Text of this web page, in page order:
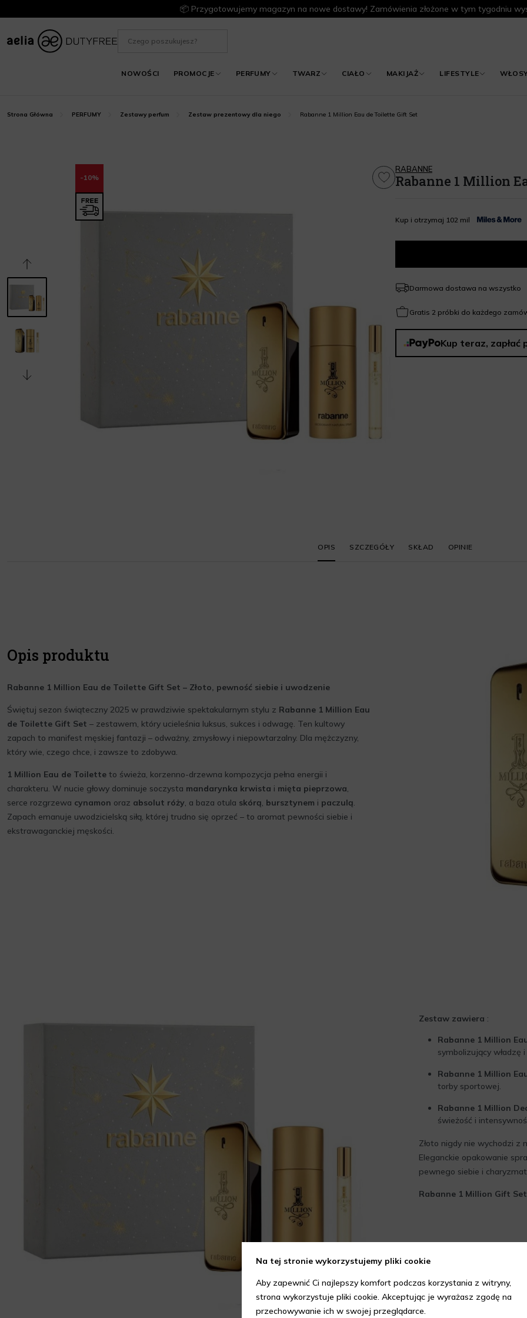
📦 Przygotowujemy magazyn na nowe dostawy! Zamówienia złożone w tym tygodniu
NOWOŚCI PROMOCJE PERFUMY TWARZ CIAŁO MAKIJAŻ LIFESTYLE
Strona Główna PERFUMY Zestawy perfum Zestaw prezentowy dla niego Rabanne 1 Million Eau de Toilette Gift Set
-10%
RABANNE
Rabanne 1 Million
Kup i otrzymaj 102 mil
Darmowa dostawa na wszystko
Gratis 2 próbki do każdego
Kup teraz, zapłać
OPIS SZCZEGÓŁY SKŁAD OPINIE
Opis produktu
Rabanne 1 Million Eau de Toilette Gift Set – Złoto, pewność siebie i uwodzenie
Świętuj sezon świąteczny 2025 w prawdziwie spektakularnym stylu z Rabanne 1 Million Eau
de Toilette Gift Set – zestawem, który ucieleśnia luksus, sukces i odwagę. Ten kultowy
zapach to manifest męskiej fantazji – odważny, zmysłowy i niepowtarzalny. Dla mężczyzny,
który wie, czego chce, i zawsze to zdobywa.
1 Million Eau de Toilette to świeża, korzenno-drzewna kompozycja pełna energii i
charakteru. W nucie głowy dominuje soczysta mandarynka krwista i mięta pieprzowa,
serce rozgrzewa cynamon oraz absolut róży, a baza otula skórą, bursztynem i paczulą.
Zapach emanuje uwodzicielską siłą, której trudno się oprzeć – to aromat pewności siebie i
ekstrawaganckiej męskości.
Zestaw zawiera :
Rabanne 1 Million
symbolizujący władzę
Rabanne 1 Million
torby sportowej.
Rabanne 1 Million
świeżość i
Złoto nigdy nie wychodzi z
Eleganckie opakowanie
pewnego siebie i
Rabanne 1 Million Gift Set
Na tej stronie wykorzystujemy pliki cookie
Aby zapewnić Ci najlepszy komfort podczas korzystania z witryny,
strona wykorzystuje pliki cookie. Akceptując je wyrażasz zgodę na
przechowywanie ich w swojej przeglądarce.